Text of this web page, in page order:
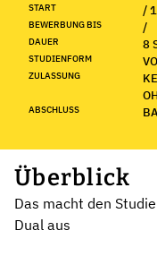
START /
BEWERBUNG BIS /
DAUER 8
STUDIENFORM
ZULASSUNG
ABSCHLUSS
Überblick
Das macht den
Dual aus